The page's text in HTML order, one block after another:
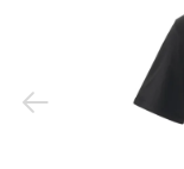
Previous